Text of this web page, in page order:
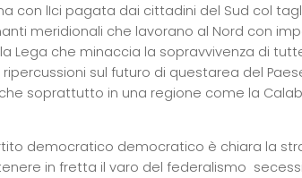
con lIci pagata dai cittadini del Sud col
meridionali che lavorano al Nord con
Lega che minaccia la sopravvivenza di
sul futuro di questarea del
soprattutto in una regione come la
democratico democratico è chiara la
in fretta il varo del federalismo 